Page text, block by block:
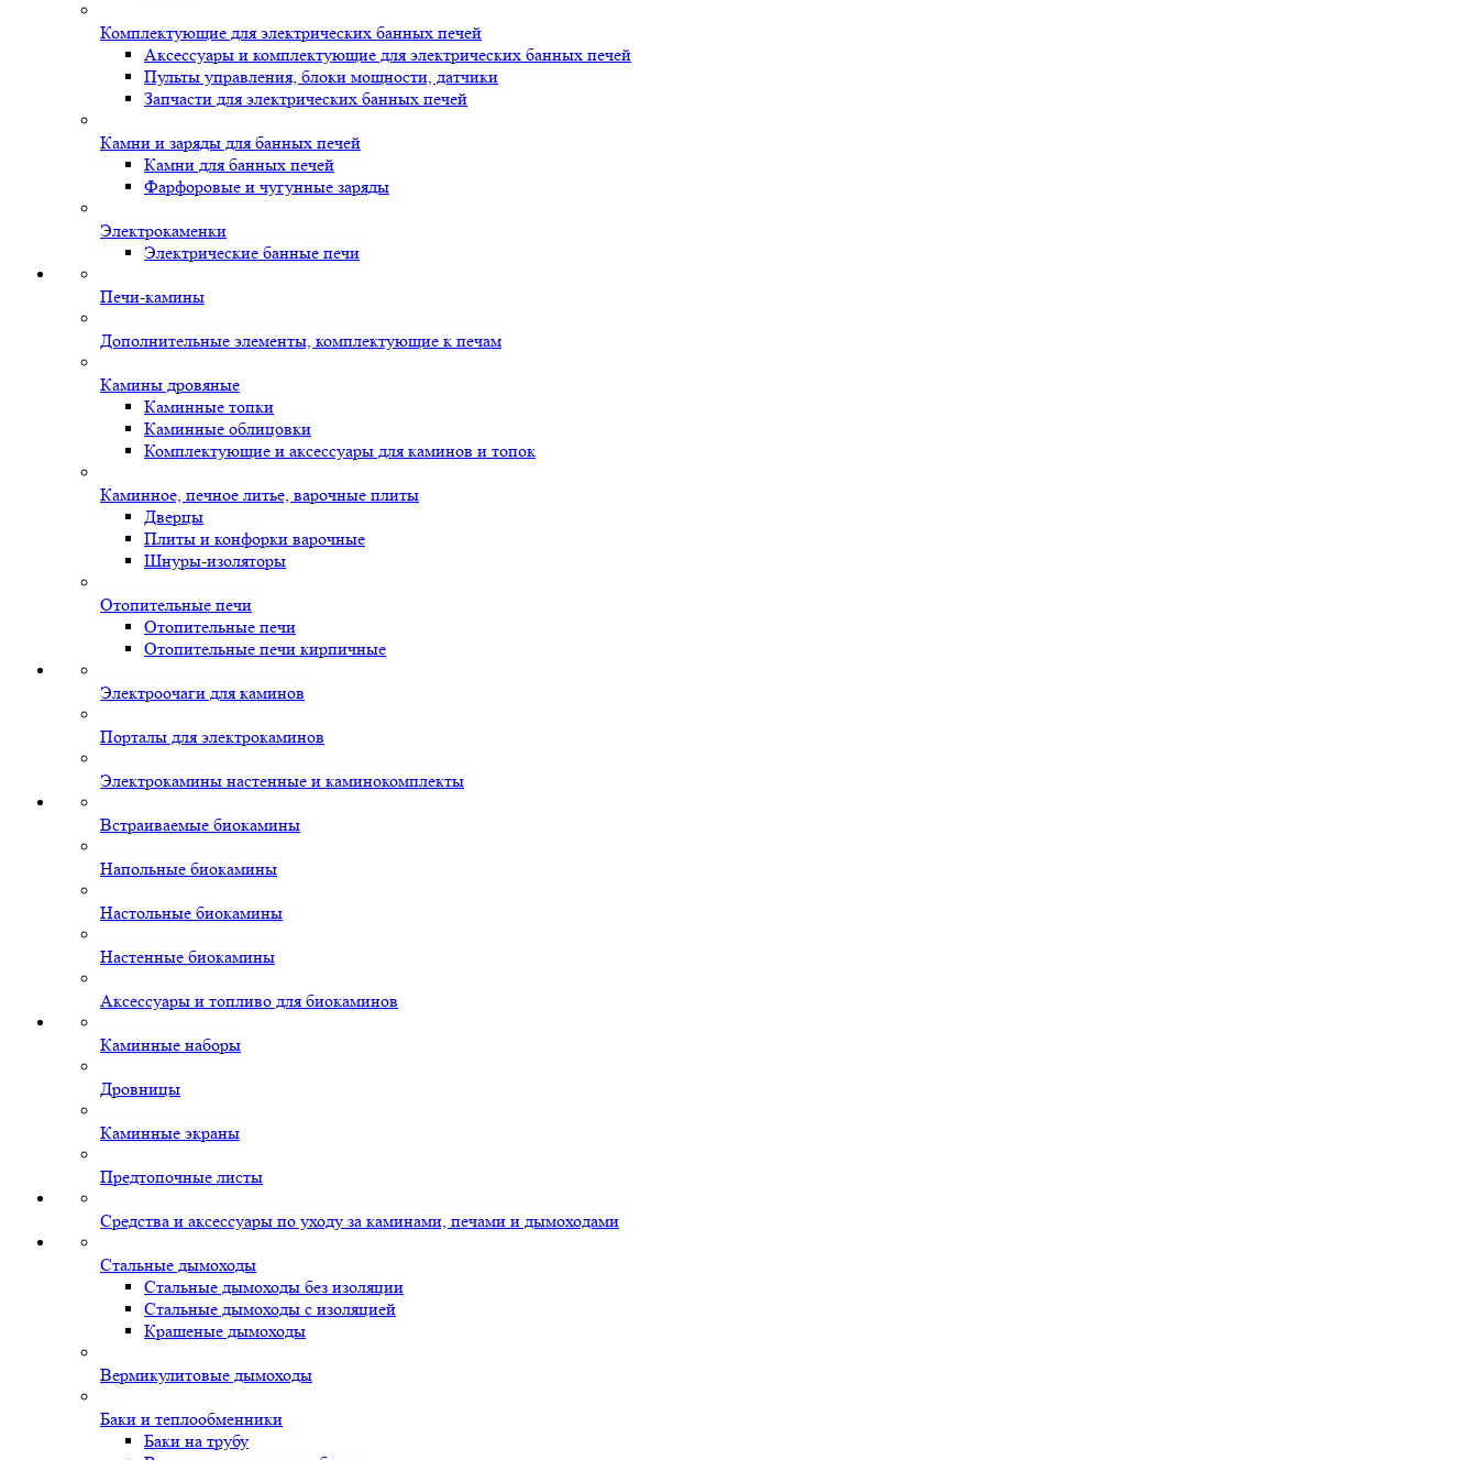
Комплектующие для электрических банных печей
Аксессуары и комплектующие для электрических банных печей
Пульты управления, блоки мощности, датчики
Запчасти для электрических банных печей
Камни и заряды для банных печей
Камни для банных печей
Фарфоровые и чугунные заряды
Электрокаменки
Электрические банные печи
Печи-камины
Дополнительные элементы, комплектующие к печам
Камины дровяные
Каминные топки
Каминные облицовки
Комплектующие и аксессуары для каминов и топок
Каминное, печное литье, варочные плиты
Дверцы
Плиты и конфорки варочные
Шнуры-изоляторы
Отопительные печи
Отопительные печи
Отопительные печи кирпичные
Электроочаги для каминов
Порталы для электрокаминов
Электрокамины настенные и каминокомплекты
Встраиваемые биокамины
Напольные биокамины
Настольные биокамины
Настенные биокамины
Аксессуары и топливо для биокаминов
Каминные наборы
Дровницы
Каминные экраны
Предтопочные листы
Средства и аксессуары по уходу за каминами, печами и дымоходами
Стальные дымоходы
Стальные дымоходы без изоляции
Стальные дымоходы с изоляцией
Крашеные дымоходы
Вермикулитовые дымоходы
Баки и теплообменники
Баки на трубу